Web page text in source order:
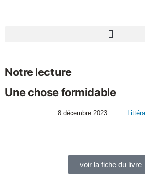
Notre lecture
Une chose formidable
8 décembre 2023
voir la fiche du livre